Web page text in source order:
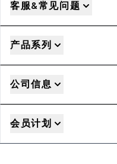
客服&常见问题
产品系列
公司信息
会员计划